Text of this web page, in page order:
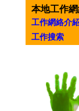
本地工作
工作網絡介
工作搜索